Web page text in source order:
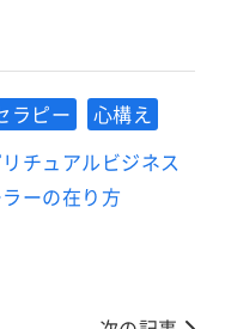
ラピー
心構え
チュアルビジネス
ーの在り方